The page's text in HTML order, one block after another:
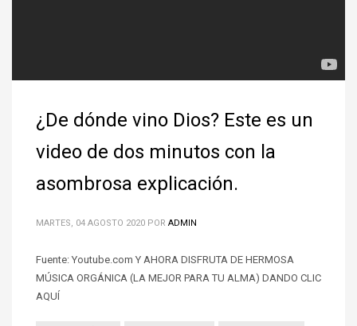
¿De dónde vino Dios? Este es un
video de dos minutos con la
asombrosa explicación.
MARTES, 04 AGOSTO 2020 POR ADMIN
Fuente: Youtube.com Y AHORA DISFRUTA DE HERMOSA
MÚSICA ORGÁNICA (LA MEJOR PARA TU ALMA) DANDO CLIC
AQUÍ